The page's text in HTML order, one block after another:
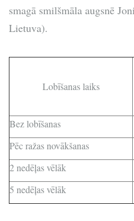
smagā smilšmāla augsnē
Lietuva).
Lobīšanas laiks
Bez lobīšanas
Pēc ražas novākšanas
2 nedēļas vēlāk
5 nedēļas vēlāk